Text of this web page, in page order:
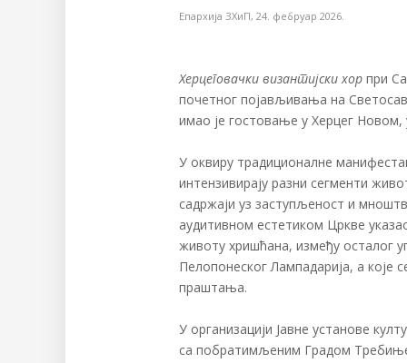
Епархија ЗХиП, 24. фебруар 2026.
Херцеговачки византијски хор при
почетног појављивања на
имао је гостовање у Херцег Новом,
У оквиру традиционалне
интензивирају разни сегменти
садржаји уз заступљеност и
аудитивном естетиком Цркве
животу хришћана, између осталог
Пелопонеског Лампадарија, а које
праштања.
У организацији Јавне установе
са побратимљеним Градом